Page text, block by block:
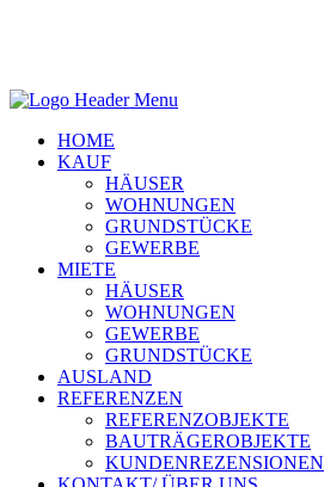
HOME
KAUF
HÄUSER
WOHNUNGEN
GRUNDSTÜCKE
GEWERBE
MIETE
HÄUSER
WOHNUNGEN
GEWERBE
GRUNDSTÜCKE
AUSLAND
REFERENZEN
REFERENZOBJEKTE
BAUTRÄGEROBJEKTE
KUNDENREZENSIONEN